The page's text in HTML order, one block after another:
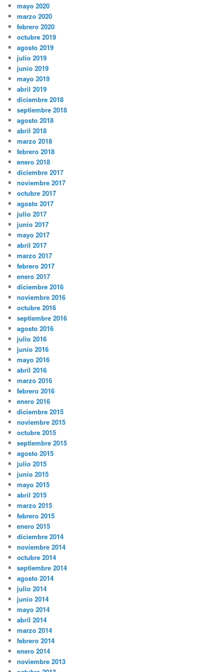
mayo 2020
marzo 2020
febrero 2020
octubre 2019
agosto 2019
julio 2019
junio 2019
mayo 2019
abril 2019
diciembre 2018
septiembre 2018
agosto 2018
abril 2018
marzo 2018
febrero 2018
enero 2018
diciembre 2017
noviembre 2017
octubre 2017
agosto 2017
julio 2017
junio 2017
mayo 2017
abril 2017
marzo 2017
febrero 2017
enero 2017
diciembre 2016
noviembre 2016
octubre 2016
septiembre 2016
agosto 2016
julio 2016
junio 2016
mayo 2016
abril 2016
marzo 2016
febrero 2016
enero 2016
diciembre 2015
noviembre 2015
octubre 2015
septiembre 2015
agosto 2015
julio 2015
junio 2015
mayo 2015
abril 2015
marzo 2015
febrero 2015
enero 2015
diciembre 2014
noviembre 2014
octubre 2014
septiembre 2014
agosto 2014
julio 2014
junio 2014
mayo 2014
abril 2014
marzo 2014
febrero 2014
enero 2014
noviembre 2013